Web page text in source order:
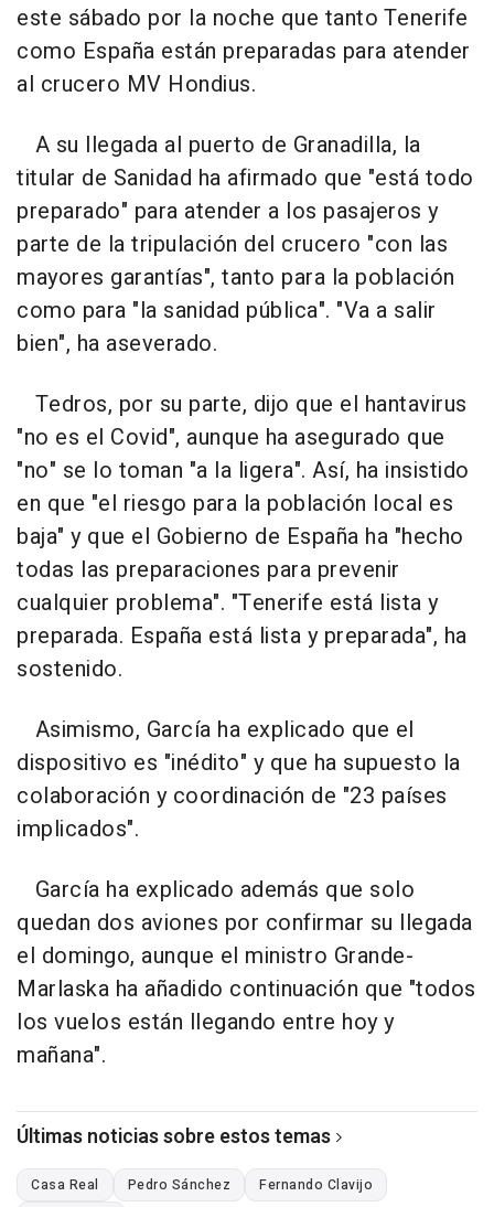
este sábado por la noche que tanto Tenerife
como España están preparadas para atender
al crucero MV Hondius.
A su llegada al puerto de Granadilla, la
titular de Sanidad ha afirmado que "está todo
preparado" para atender a los pasajeros y
parte de la tripulación del crucero "con las
mayores garantías", tanto para la población
como para "la sanidad pública". "Va a salir
bien", ha aseverado.
Tedros, por su parte, dijo que el hantavirus
"no es el Covid", aunque ha asegurado que
"no" se lo toman "a la ligera". Así, ha insistido
en que "el riesgo para la población local es
baja" y que el Gobierno de España ha "hecho
todas las preparaciones para prevenir
cualquier problema". "Tenerife está lista y
preparada. España está lista y preparada", ha
sostenido.
Asimismo, García ha explicado que el
dispositivo es "inédito" y que ha supuesto la
colaboración y coordinación de "23 países
implicados".
García ha explicado además que solo
quedan dos aviones por confirmar su llegada
el domingo, aunque el ministro Grande-
Marlaska ha añadido continuación que "todos
los vuelos están llegando entre hoy y
mañana".
Últimas noticias sobre estos temas
Casa Real Pedro Sánchez
Fernando Clavijo